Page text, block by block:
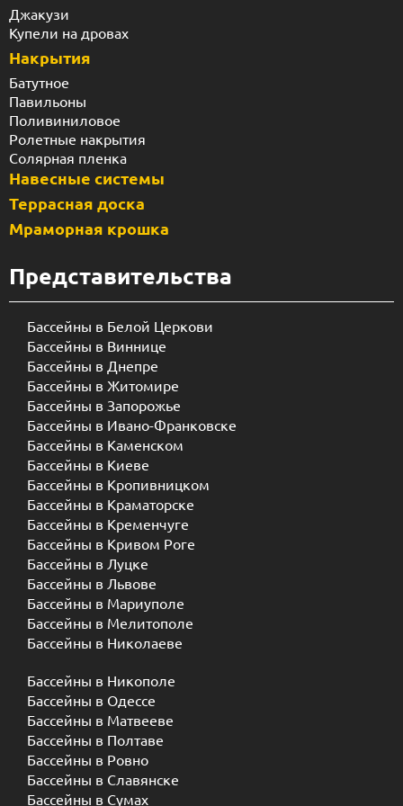
Джакузи
Купели на дровах
Накрытия
Батутное
Павильоны
Поливиниловое
Ролетные накрытия
Солярная пленка
Навесные системы
Террасная доска
Мраморная крошка
Представительства
Бассейны в Белой Церкови
Бассейны в Виннице
Бассейны в Днепре
Бассейны в Житомире
Бассейны в Запорожье
Бассейны в Ивано-Франковске
Бассейны в Каменском
Бассейны в Киеве
Бассейны в Кропивницком
Бассейны в Краматорске
Бассейны в Кременчуге
Бассейны в Кривом Роге
Бассейны в Луцке
Бассейны в Львове
Бассейны в Мариуполе
Бассейны в Мелитополе
Бассейны в Николаеве
Бассейны в Никополе
Бассейны в Одессе
Бассейны в Матвееве
Бассейны в Полтаве
Бассейны в Ровно
Бассейны в Славянске
Бассейны в Сумах